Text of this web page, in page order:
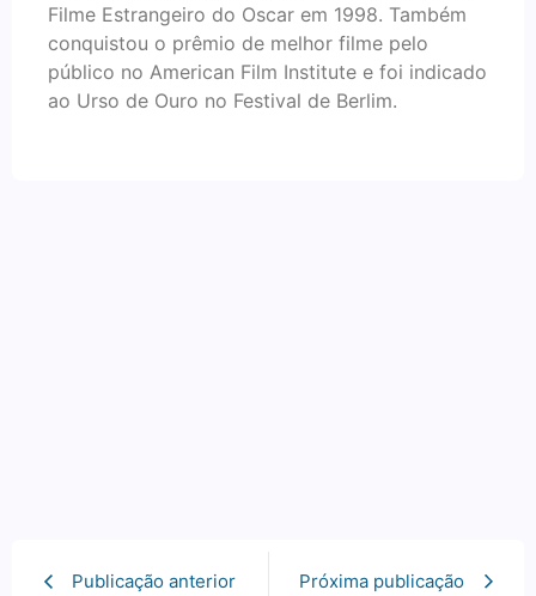
Filme Estrangeiro do Oscar em 1998. Também
conquistou o prêmio de melhor filme pelo
público no American Film Institute e foi indicado
ao Urso de Ouro no Festival de Berlim.
Publicação anterior Próxima publicação